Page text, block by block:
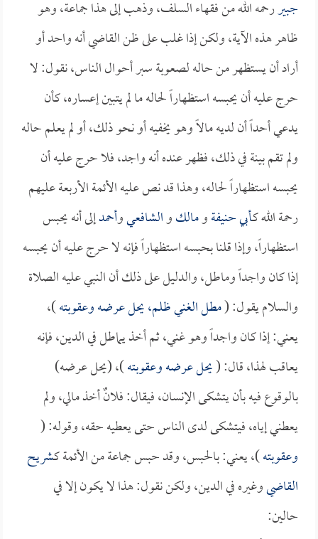
جبيررحمه الله من فقهاء السلف، وذهب إلى هذا جماعة، وهو
ظاهر هذه الآية، ولكن إذا غلب على ظن القاضي أنه واحد أو
أراد أن يستظهر من حاله لصعوبة سبر أحوال الناس، نقول: لا
حرج عليه أن يحبسه استظهاراً لحاله ما لم يتبين إعساره، كأن
يدعي أحداً أن لديه مالاً وهو يخفيه أو نحو ذلك، أو لم يعلم حاله
ولم تقم بينة في ذلك، فظهر عنده أنه واجد، فلا حرج عليه أن
يحبسه استظهاراً لحاله، وهذا قد نص عليه الأئمة الأربعة عليهم
رحمة الله كـأبي حنيفةومالكوالشافعيوأحمدإلى أنه يحبس
استظهاراً، وإذا قلنا بحبسه استظهاراً فإنه لا حرج عليه أن يحبسه
إذا كان واجداً وماطل، والدليل على ذلك أن النبي عليه الصلاة
والسلام يقول: (مطل الغني ظلم، يحل عرضه وعقوبته)،
يعني: إذا كان واجداً وهو غني، ثم أخذ يماطل في الدين، فإنه
يعاقب لهذا، قال: (يحل عرضه وعقوبته)، (يحل عرضه)
بالوقوع فيه بأن يتشكى الإنسان، فيقال: فلانٌ أخذ مالي، ولم
يعطني إياه، فيتشكى لدى الناس حتى يعطيه حقه، وقوله: (
وعقوبته)، يعني: بالحبس، وقد حبس جماعة من الأئمة كـشريح
القاضيوغيره في الدين، ولكن نقول: هذا لا يكون إلا في
حالين: